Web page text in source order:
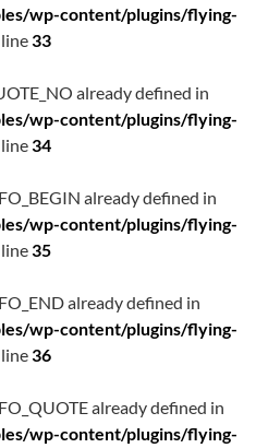
wp-content/plugins/flying-
33
already defined in
wp-content/plugins/flying-
34
already defined in
wp-content/plugins/flying-
35
already defined in
wp-content/plugins/flying-
36
already defined in
wp-content/plugins/flying-